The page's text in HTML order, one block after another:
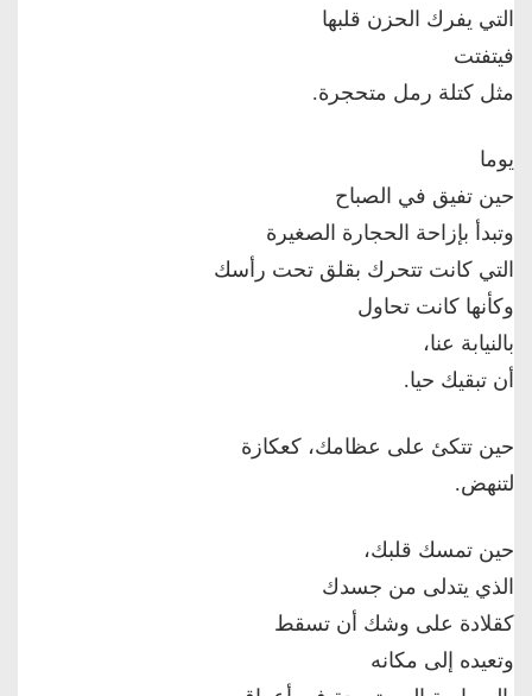
التي يفرك الحزن قلبها
فيتفتت
مثل كتلة رمل متحجرة.
يوما
حين تفيق في الصباح
وتبدأ بإزاحة الحجارة الصغيرة
التي كانت تتحرك بقلق تحت رأسك
وكأنها كانت تحاول
بالنيابة عنا،
أن تبقيك حيا.
حين تتكئ على عظامك، كعكازة
لتنهض.
حين تمسك قلبك،
الذي يتدلى من جسدك
كقلادة على وشك أن تسقط
وتعيده إلى مكانه